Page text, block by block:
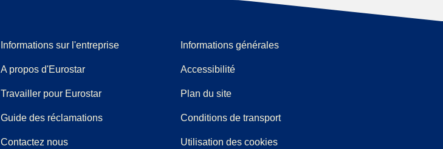
Informations sur l'entreprise
A propos d'Eurostar
Travailler pour Eurostar
Guide des réclamations( Ouvre un nouvel onglet)
(
Contactez nous
Informations générales
Accessibilité
Plan du site
Conditions de transport
Utilisation des cookies